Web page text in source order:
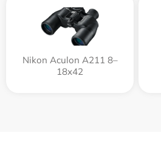
Nikon Aculon A211 8–
18x42